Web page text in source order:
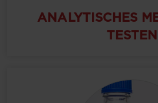
ANALYTISCHES
TESTEN